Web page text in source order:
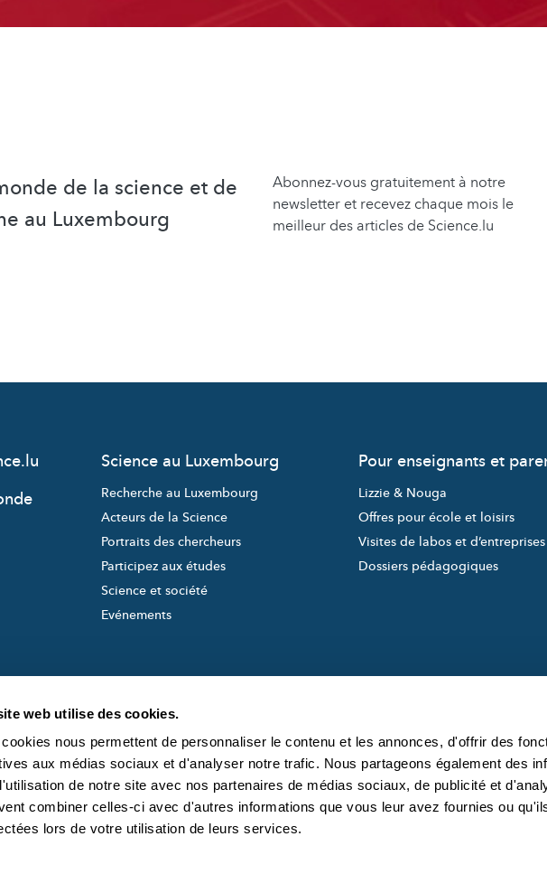
web utilise des cookies.
nous permettent de personnaliser le contenu et les annonces, d'offrir des
aux médias sociaux et d'analyser notre trafic. Nous partageons également des
de notre site avec nos partenaires de médias sociaux, de publicité et
combiner celles-ci avec d'autres informations que vous leur avez fournies ou
lors de votre utilisation de leurs services.
de la science et de
au Luxembourg
Abonnez-vous gratuitement à notre
newsletter et recevez chaque mois le
meilleur des articles de Science.lu
Science au Luxembourg
Recherche au Luxembourg
Acteurs de la Science
Portraits des chercheurs
Participez aux études
Science et société
Evénements
Pour enseignants et
Lizzie & Nouga
Offres pour école et loisirs
Visites de labos et d’entreprises
Dossiers pédagogiques
created and managed by
À PROPOS DE
L'ÉQUIPE DE